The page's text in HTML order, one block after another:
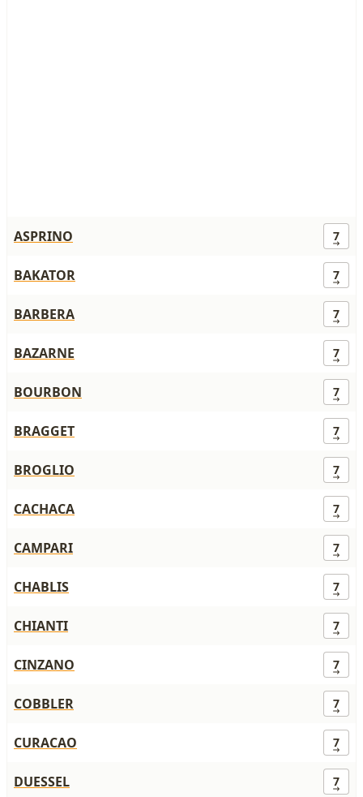
ASPRINO 7
BAKATOR 7
BARBERA 7
BAZARNE 7
BOURBON 7
BRAGGET 7
BROGLIO 7
CACHACA 7
CAMPARI 7
CHABLIS 7
CHIANTI 7
CINZANO 7
COBBLER 7
CURACAO 7
DUESSEL 7